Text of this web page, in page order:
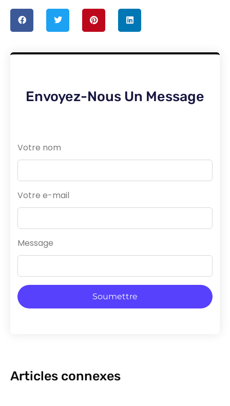
Envoyez-Nous Un Message
Votre nom
Votre e-mail
Message
Soumettre
Articles connexes